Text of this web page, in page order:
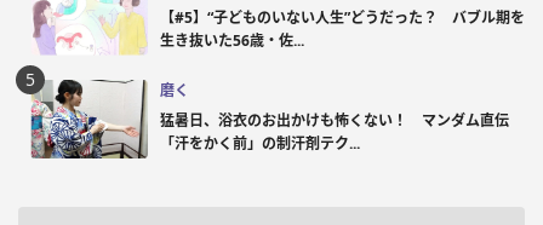
【#5】“子どものいない人生”どうだった？ バブル期を
生き抜いた56歳・佐...
磨く
猛暑日、浴衣のお出かけも怖くない！ マンダム直伝
「汗をかく前」の制汗剤テク...